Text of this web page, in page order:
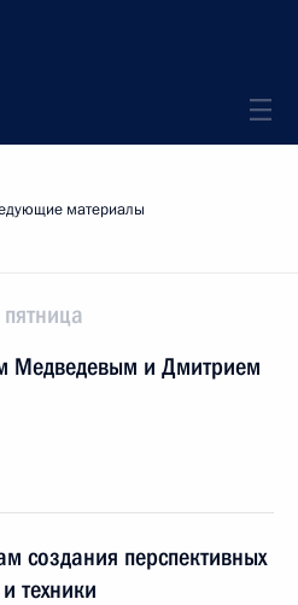
материалы
Медведевым и Дмитрием
создания перспективных
техники